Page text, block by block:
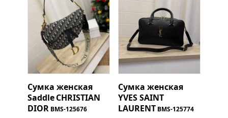
Сумка женская
SaddleCHRISTIAN
DIOR BMS-125676
Сумка женская
YVES SAINT
LAURENT BMS-125774